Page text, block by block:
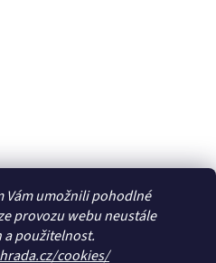
Vám umožnili pohodlné
provozu webu neustále
a použitelnost.
cookies/